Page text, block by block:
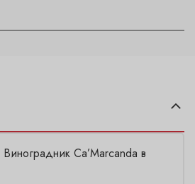
Виноградник Ca’Marcanda в